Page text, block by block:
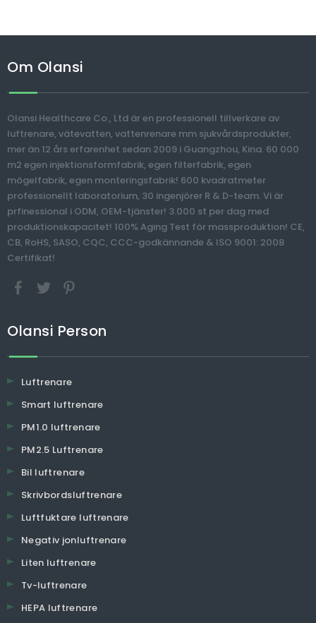
Om Olansi
Olansi Healthcare Co., Ltd är en professionell tillverkare av
luftrenare, vätevatten, vattenrenare mm sjukvårdsprodukter,
mer än 12 års erfarenhet sedan 2009 i Guangzhou, Kina. 60 000
m2 egen injektionsformfabrik, egen filterfabrik, egen
mögelfabrik, egen monteringsfabrik! 600 kvadratmeter
professionellt laboratorium, 30 ingenjörer R & D-team. Vi är
prfinessional i ODM, OEM-tjänster! 3.000 st per dag med
produktionskapacitet! 100% Aging Test för massproduktion! CE,
CB, RoHS, SASO, CQC, CCC-godkännande & ISO 9001: 2008
Certifikat!
Olansi Person
Luftrenare
Smart luftrenare
PM1.0 luftrenare
PM2.5 Luftrenare
Bil luftrenare
Skrivbordsluftrenare
Luftfuktare luftrenare
Negativ jonluftrenare
Liten luftrenare
Tv-luftrenare
HEPA luftrenare